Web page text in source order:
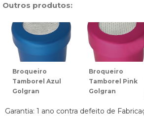
Outros produtos:
Broqueiro
Tamborel Azul
Golgran
Broqueiro
Tamborel Pink
Golgran
Garantia: 1 ano contra defeito de